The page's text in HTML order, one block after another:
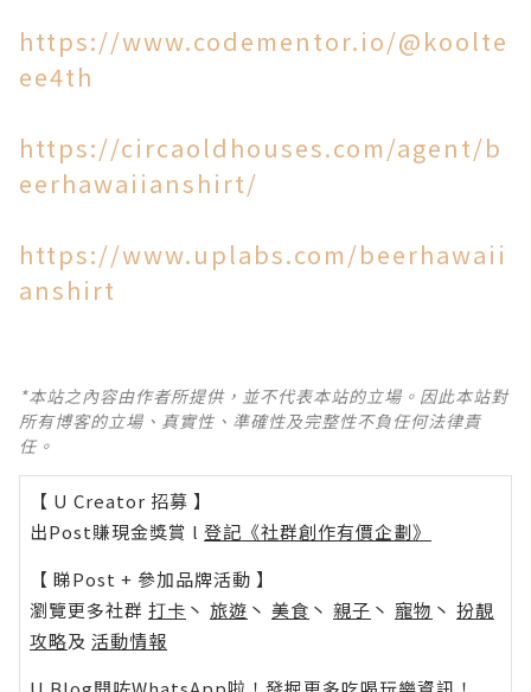
https://www.codementor.io/@koolte
ee4th
https://circaoldhouses.com/agent/b
eerhawaiianshirt/
https://www.uplabs.com/beerhawaii
anshirt
*本站之內容由作者所提供，並不代表本站的立場。因此本站對
所有博客的立場、真實性、準確性及完整性不負任何法律責
任。
【 U Creator 招募 】
出Post賺現金獎賞 l 登記《社群創作有價企劃》
【 睇Post + 參加品牌活動 】
瀏覽更多社群 打卡 丶 旅遊 丶 美食 丶 親子 丶 寵物 丶 扮靚
攻略及 活動情報